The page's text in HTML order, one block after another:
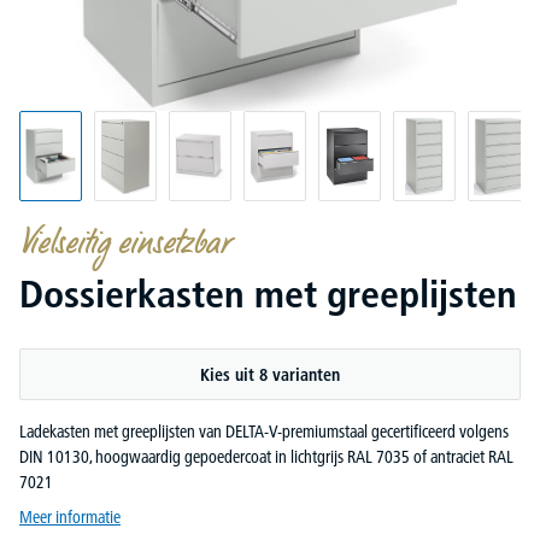
Vielseitig einsetzbar
Dossierkasten met greeplijsten
Kies uit 8 varianten
Ladekasten met greeplijsten van DELTA-V-premiumstaal gecertificeerd volgens
DIN 10130, hoogwaardig gepoedercoat in lichtgrijs RAL 7035 of antraciet RAL
7021
Meer informatie